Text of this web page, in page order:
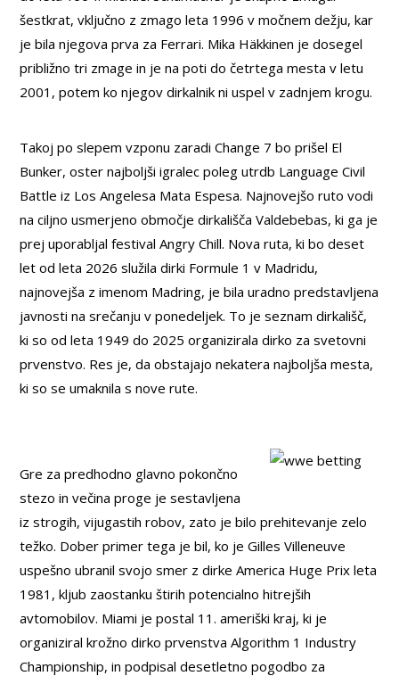
šestkrat, vključno z zmago leta 1996 v močnem dežju, kar
je bila njegova prva za Ferrari. Mika Häkkinen je dosegel
približno tri zmage in je na poti do četrtega mesta v letu
2001, potem ko njegov dirkalnik ni uspel v zadnjem krogu.
Takoj po slepem vzponu zaradi Change 7 bo prišel El
Bunker, oster najboljši igralec poleg utrdb Language Civil
Battle iz Los Angelesa Mata Espesa. Najnovejšo ruto vodi
na ciljno usmerjeno območje dirkališča Valdebebas, ki ga je
prej uporabljal festival Angry Chill. Nova ruta, ki bo deset
let od leta 2026 služila dirki Formule 1 v Madridu,
najnovejša z imenom Madring, je bila uradno predstavljena
javnosti na srečanju v ponedeljek. To je seznam dirkališč,
ki so od leta 1949 do 2025 organizirala dirko za svetovni
prvenstvo. Res je, da obstajajo nekatera najboljša mesta,
ki so se umaknila s nove rute.
Gre za predhodno glavno pokončno
stezo in večina proge je sestavljena
iz strogih, vijugastih robov, zato je bilo prehitevanje zelo
težko. Dober primer tega je bil, ko je Gilles Villeneuve
uspešno ubranil svojo smer z dirke America Huge Prix leta
1981, kljub zaostanku štirih potencialno hitrejših
avtomobilov. Miami je postal 11. ameriški kraj, ki je
organiziral krožno dirko prvenstva Algorithm 1 Industry
Championship, in podpisal desetletno pogodbo za